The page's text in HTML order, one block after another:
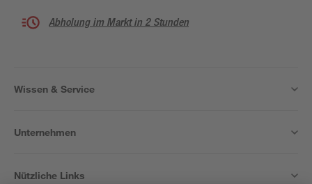
Abholung im Markt in 2 Stunden
Wissen & Service
Unternehmen
Nützliche Links